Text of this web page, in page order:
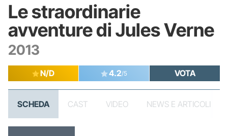
Le straordinarie
avventure di Jules Verne
2013
N/D 4.2/5 VOTA
SCHEDA CAST VIDEO NEWS E ARTICOLI